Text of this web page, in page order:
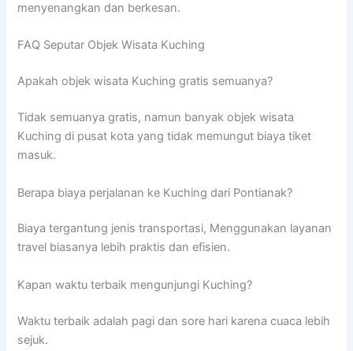
menyenangkan dan berkesan.
FAQ Seputar Objek Wisata Kuching
Apakah objek wisata Kuching gratis semuanya?
Tidak semuanya gratis, namun banyak objek wisata
Kuching di pusat kota yang tidak memungut biaya tiket
masuk.
Berapa biaya perjalanan ke Kuching dari Pontianak?
Biaya tergantung jenis transportasi, Menggunakan layanan
travel biasanya lebih praktis dan efisien.
Kapan waktu terbaik mengunjungi Kuching?
Waktu terbaik adalah pagi dan sore hari karena cuaca lebih
sejuk.